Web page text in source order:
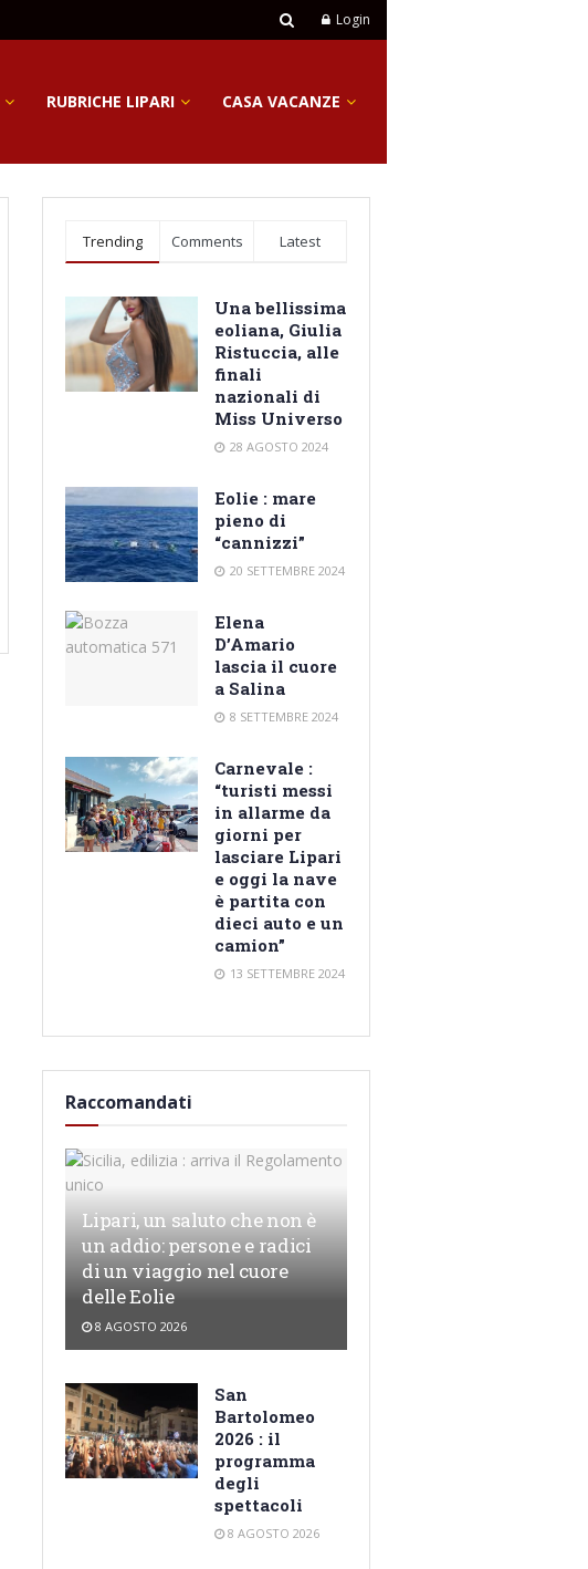
Login
RUBRICHE LIPARI CASA VACANZE
Trending Comments Latest
Una bellissima
eoliana, Giulia
Ristuccia, alle
finali
nazionali di
Miss Universo
28 AGOSTO 2024
Eolie : mare
pieno di
“cannizzi”
20 SETTEMBRE 2024
Elena
D’Amario
lascia il cuore
a Salina
8 SETTEMBRE 2024
Carnevale :
“turisti messi
in allarme da
giorni per
lasciare Lipari
e oggi la nave
è partita con
dieci auto e un
camion”
13 SETTEMBRE 2024
Raccomandati
Lipari, un saluto che non è
un addio: persone e radici
di un viaggio nel cuore
delle Eolie
8 AGOSTO 2026
San
Bartolomeo
2026 : il
programma
degli
spettacoli
8 AGOSTO 2026